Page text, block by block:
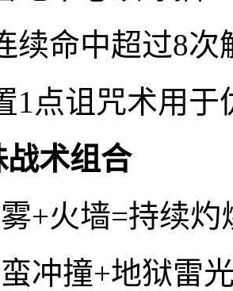
续命中超过8次
1点诅咒术用于
术组合
+火墙=持续灼
冲撞+地狱雷